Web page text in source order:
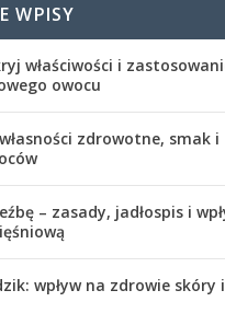
WPISY
właściwości i
owocu
zdrowotne, smak i
– zasady, jadłospis i
wpływ na zdrowie skóry i